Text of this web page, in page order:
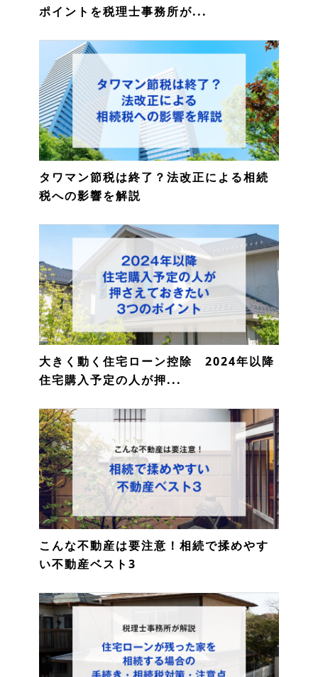
ポイントを税理士事務所が...
タワマン節税は終了？法改正による相続
税への影響を解説
大きく動く住宅ローン控除 2024年以降
住宅購入予定の人が押...
こんな不動産は要注意！相続で揉めやす
い不動産ベスト3